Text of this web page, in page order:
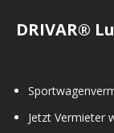
DRIVAR®
Jetzt Vermieter